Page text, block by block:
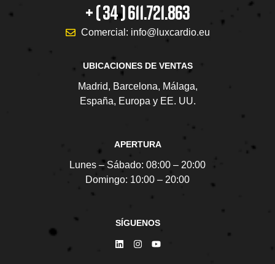
+ ( 34 ) 611.721.863
Comercial: info@luxcardio.eu
UBICACIONES DE VENTAS
Madrid, Barcelona, Málaga,
España, Europa y EE. UU.
APERTURA
Lunes – Sábado: 08:00 – 20:00
Domingo: 10:00 – 20:00
SÍGUENOS